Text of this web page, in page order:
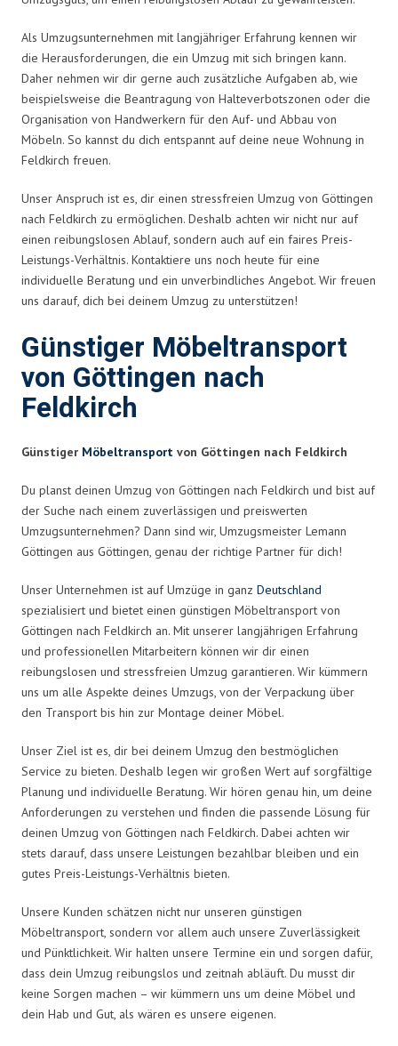
Als Umzugsunternehmen mit langjähriger Erfahrung kennen wir
die Herausforderungen, die ein Umzug mit sich bringen kann.
Daher nehmen wir dir gerne auch zusätzliche Aufgaben ab, wie
beispielsweise die Beantragung von Halteverbotszonen oder die
Organisation von Handwerkern für den Auf- und Abbau von
Möbeln. So kannst du dich entspannt auf deine neue Wohnung in
Feldkirch freuen.
Unser Anspruch ist es, dir einen stressfreien Umzug von Göttingen
nach Feldkirch zu ermöglichen. Deshalb achten wir nicht nur auf
einen reibungslosen Ablauf, sondern auch auf ein faires Preis-
Leistungs-Verhältnis. Kontaktiere uns noch heute für eine
individuelle Beratung und ein unverbindliches Angebot. Wir freuen
uns darauf, dich bei deinem Umzug zu unterstützen!
Günstiger Möbeltransport
von Göttingen nach
Feldkirch
Günstiger Möbeltransport von Göttingen nach Feldkirch
Du planst deinen Umzug von Göttingen nach Feldkirch und bist auf
der Suche nach einem zuverlässigen und preiswerten
Umzugsunternehmen? Dann sind wir, Umzugsmeister Lemann
Göttingen aus Göttingen, genau der richtige Partner für dich!
Unser Unternehmen ist auf Umzüge in ganz Deutschland
spezialisiert und bietet einen günstigen Möbeltransport von
Göttingen nach Feldkirch an. Mit unserer langjährigen Erfahrung
und professionellen Mitarbeitern können wir dir einen
reibungslosen und stressfreien Umzug garantieren. Wir kümmern
uns um alle Aspekte deines Umzugs, von der Verpackung über
den Transport bis hin zur Montage deiner Möbel.
Unser Ziel ist es, dir bei deinem Umzug den bestmöglichen
Service zu bieten. Deshalb legen wir großen Wert auf sorgfältige
Planung und individuelle Beratung. Wir hören genau hin, um deine
Anforderungen zu verstehen und finden die passende Lösung für
deinen Umzug von Göttingen nach Feldkirch. Dabei achten wir
stets darauf, dass unsere Leistungen bezahlbar bleiben und ein
gutes Preis-Leistungs-Verhältnis bieten.
Unsere Kunden schätzen nicht nur unseren günstigen
Möbeltransport, sondern vor allem auch unsere Zuverlässigkeit
und Pünktlichkeit. Wir halten unsere Termine ein und sorgen dafür,
dass dein Umzug reibungslos und zeitnah abläuft. Du musst dir
keine Sorgen machen – wir kümmern uns um deine Möbel und
dein Hab und Gut, als wären es unsere eigenen.